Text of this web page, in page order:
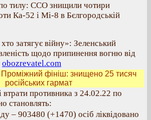
тилу: ССО знищили чотири
Ка-52 і Мі-8 в Бєлгородській
затягує війну»: Зеленський
щодо припинення вогню від
obozrevatel.com
фініш: знищено 25 тисяч
російських гармат
втрати противника з 24.02.22 по
становлять:
‒ 903480 (+1470) осіб ліквідовано